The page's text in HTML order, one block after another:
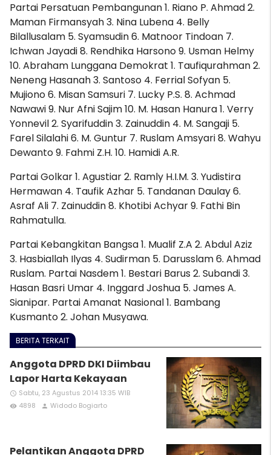
Partai Persatuan Pembangunan 1. Riano P. Ahmad 2.
Maman Firmansyah 3. Nina Lubena 4. Belly
Bilallusalam 5. Syamsudin 6. Matnoor Tindoan 7.
Ichwan Jayadi 8. Rendhika Harsono 9. Usman Helmy
10. Abraham Lunggana Demokrat 1. Taufiqurahman 2.
Neneng Hasanah 3. Santoso 4. Ferrial Sofyan 5.
Mujiono 6. Misan Samsuri 7. Lucky P.S. 8. Achmad
Nawawi 9. Nur Afni Sajim 10. M. Hasan Hanura 1. Verry
Yonnevil 2. Syarifuddin 3. Zainuddin 4. M. Sangaji 5.
Farel Silalahi 6. M. Guntur 7. Ruslam Amsyari 8. Wahyu
Dewanto 9. Fahmi Z.H. 10. Hamidi A.R.
Partai Golkar 1. Agustiar 2. Ramly H.I.M. 3. Yudistira
Hermawan 4. Taufik Azhar 5. Tandanan Daulay 6.
Asraf Ali 7. Zainuddin 8. Khotibi Achyar 9. Fathi Bin
Rahmatulla.
Partai Kebangkitan Bangsa 1. Mualif Z.A 2. Abdul Aziz
3. Hasbiallah Ilyas 4. Sudirman 5. Darusslam 6. Ahmad
Ruslam. Partai Nasdem 1. Bestari Barus 2. Subandi 3.
Hasan Basri Umar 4. Inggard Joshua 5. James A.
Sianipar. Partai Amanat Nasional 1. Bambang
Kusmanto 2. Johan Musyawa.
BERITA TERKAIT
Anggota DPRD DKI Diimbau
Lapor Harta Kekayaan
access_time Sabtu, 23 Agustus 2014 13:35 WIB
remove_red_eye 4898 person Widodo Bogiarto
Pelantikan Anggota DPRD